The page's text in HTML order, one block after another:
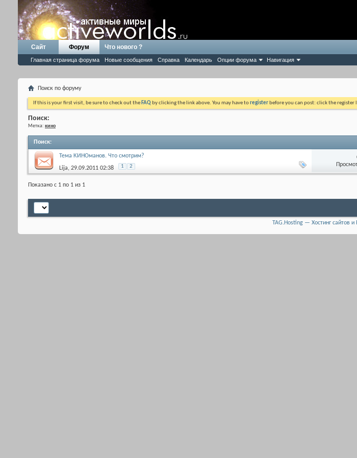
Сайт Форум
Главная страница форума Новые сообщения Справка Календарь Опции форума Навигация
Что нового ?
Поиск по форуму
If this is your first visit, be sure to check out the FAQ by clicking the link above. You may have toregister before you can post: click the
Поиск:
Метка: кино
Поиск:
Тема КИНОманов. Что смотрим?
Lija, 29.09.2011 02:38 1 2
Показано с 1 по 1 из 1
TAG.Hosting — Хостинг сайтов